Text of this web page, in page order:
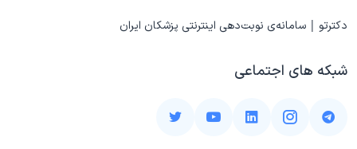
دکترتو | سامانه‌ی نوبت‌دهی اینترنتی پزشکان ایران
شبکه های اجتماعی